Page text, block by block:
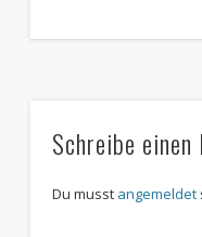
Schreibe
Du musst angemeldet